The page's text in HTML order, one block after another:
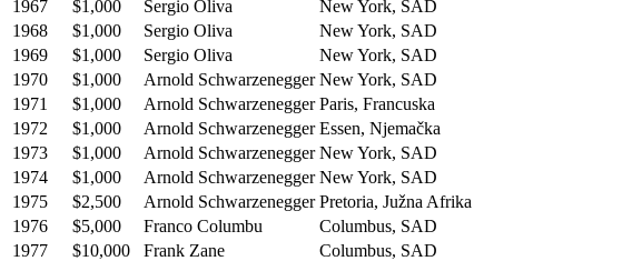
1967
$1,000 Sergio Oliva
New York, SAD
1968
$1,000 Sergio Oliva
New York, SAD
1969
$1,000 Sergio Oliva
New York, SAD
1970
$1,000 Arnold Schwarzenegger New York, SAD
1971
$1,000 Arnold Schwarzenegger Paris, Francuska
1972
$1,000 Arnold Schwarzenegger Essen, Njemačka
1973
$1,000 Arnold Schwarzenegger New York, SAD
1974
$1,000 Arnold Schwarzenegger New York, SAD
1975
$2,500 Arnold Schwarzenegger Pretoria, Južna Afrika
1976
$5,000 Franco Columbu
Columbus, SAD
1977
$10,000 Frank Zane
Columbus, SAD